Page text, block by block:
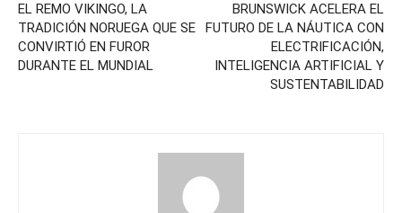
EL REMO VIKINGO, LA
TRADICIÓN NORUEGA QUE SE
CONVIRTIÓ EN FUROR
DURANTE EL MUNDIAL
BRUNSWICK ACELERA EL
FUTURO DE LA NÁUTICA CON
ELECTRIFICACIÓN,
INTELIGENCIA ARTIFICIAL Y
SUSTENTABILIDAD